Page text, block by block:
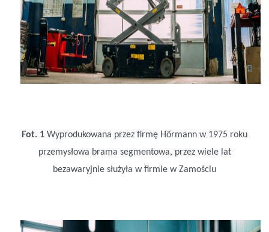
Fot. 1 Wyprodukowana przez firmę Hörmann w 1975 roku
przemysłowa brama segmentowa, przez wiele lat
bezawaryjnie służyła w firmie w Zamościu